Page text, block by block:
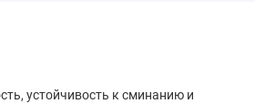
устойчивость к сминанию и